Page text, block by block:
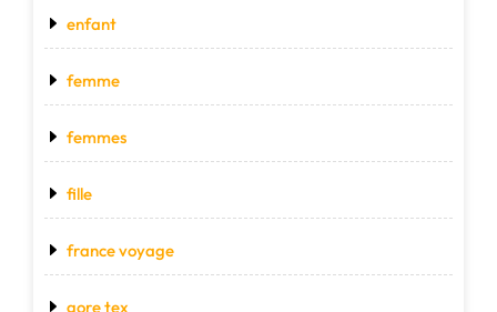
enfant
femme
femmes
fille
france voyage
gore tex